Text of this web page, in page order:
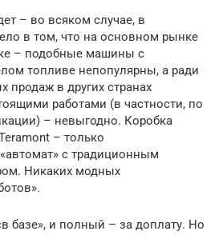
– во всяком случае, в
в том, что на основном рынке
– подобные машины с
топливе непопулярны, а ради
в других странах
работами (в частности, по
– невыгодно. Коробка
– только
с традиционным
Никаких модных
базе», и полный – за доплату. Но